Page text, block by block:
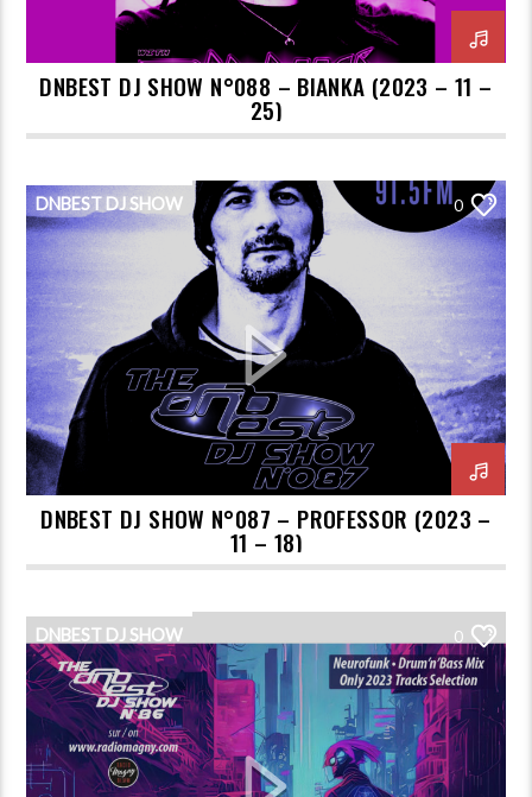
DNBEST DJ SHOW N°088 – BIANKA (2023 – 11 –
25)
DNBEST DJ SHOW 0
DNBEST DJ SHOW N°087 – PROFESSOR (2023 –
11 – 18)
DNBEST DJ SHOW 0